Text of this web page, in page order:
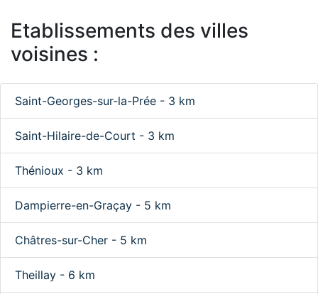
Etablissements des villes
voisines :
Saint-Georges-sur-la-Prée - 3 km
Saint-Hilaire-de-Court - 3 km
Thénioux - 3 km
Dampierre-en-Graçay - 5 km
Châtres-sur-Cher - 5 km
Theillay - 6 km